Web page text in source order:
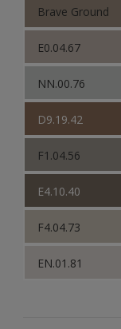
Brave Ground
E0.04.67
NN.00.76
D9.19.42
F1.04.56
E4.10.40
F4.04.73
EN.01.81